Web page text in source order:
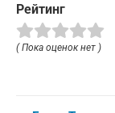
Рейтинг
( Пока оценок нет )